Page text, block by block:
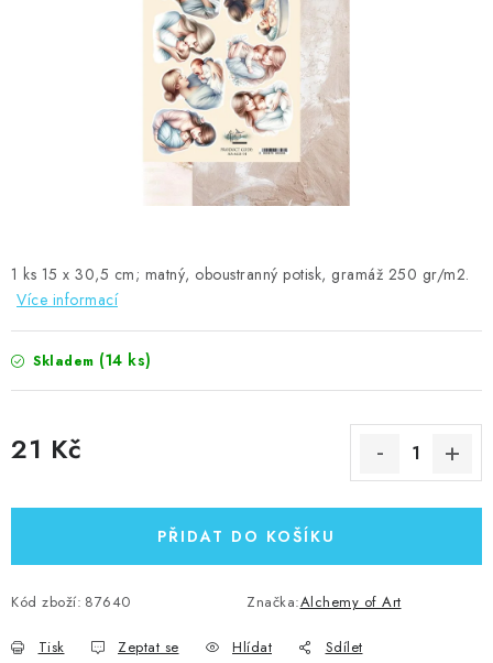
Moje objednávka
Oblíbené ♥️
Obchodní podmínky
Podmínky ochrany osobních údajů
Ověřování recenzí
1 ks 15 x 30,5 cm; matný, oboustranný potisk, gramáž 250 gr/m2.
Více informací
Skladem (14 ks)
21 Kč
PŘIDAT DO KOŠÍKU
Kód zboží: 87640 Značka:Alchemy of Art
Tisk Zeptat se Hlídat Sdílet